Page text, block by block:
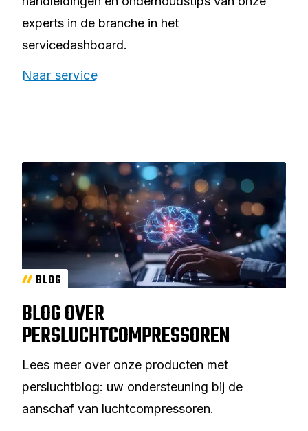
experts in de branche in het
servicedashboard.
Naar service
BLOG
BLOG OVER
PERSLUCHTCOMPRESSOREN
Lees meer over onze producten met
persluchtblog: uw ondersteuning bij de
aanschaf van luchtcompressoren.